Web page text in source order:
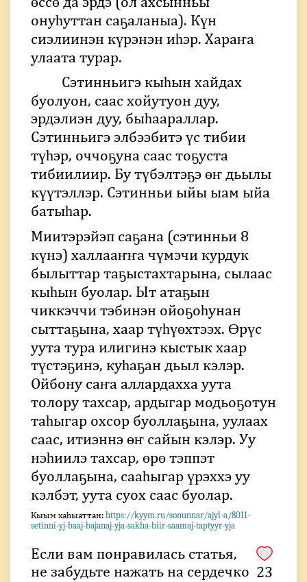
онуһуттан саҕаланыа). Күн
сиэлиинэн күрэнэн иһэр. Хараҥа
улаата турар.
Сэтинньигэ кыһын хайдах
буолуон, саас хойутуон дуу,
эрдэлиэн дуу, быһаараллар.
Сэтинньигэ элбээбитэ үс тибии
түһэр, оччоҕуна саас тоҕуста
тибиилиир. Бу түбэлтэҕэ өҥ дьылы
күүтэллэр. Сэтинньи ыйы ыам ыйа
батыһар.
Миитэрэйэп саҕана (сэтинньи 8
күнэ) халлааҥҥа чүмэчи курдук
былыттар таҕыстахтарына, сылаас
кыһын буолар. Ыт атаҕын
чиккэччи тэбинэн ойоҕоһунан
сыттаҕына, хаар түһүөхтээх. Өрүс
уута тура илигинэ кыстык хаар
түстэҕинэ, куһаҕан дьыл кэлэр.
Ойбону саҥа аллардахха уута
толору тахсар, ардыгар модьоҕотун
таһыгар охсор буоллаҕына, уулаах
саас, итиэннэ өҥ сайын кэлэр. Уу
нэһиилэ тахсар, өрө тэппэт
буоллаҕына, сааһыгар үрэххэ уу
кэлбэт, уута суох саас буолар.
Кыым хаhыаттан: https://kyym.ru/sonunnar/ajyl-a/8011-
setinni-yj-baaj-bajanaj-yja-sakha-biir-saamaj-taptyyr-yja
Если вам понравилась статья,
не забудьте нажать на сердечко 23